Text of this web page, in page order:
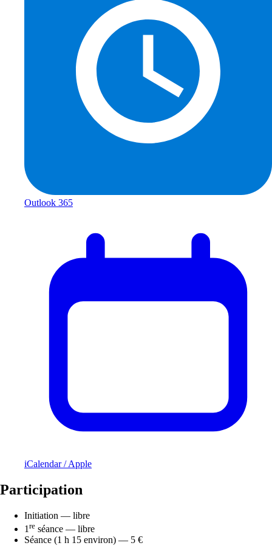
Outlook 365
iCalendar / Apple
Participation
Initiation — libre
1 re séance — libre
Séance (1 h 15 environ) — 5 €